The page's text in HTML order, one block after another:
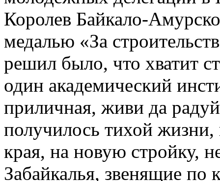
Королев Байкало-
медалью «За
решил было, что хватит
один академический
приличная, живи да
получилось тихой жизни,
края, на новую стройку,
Забайкалья, звенящие